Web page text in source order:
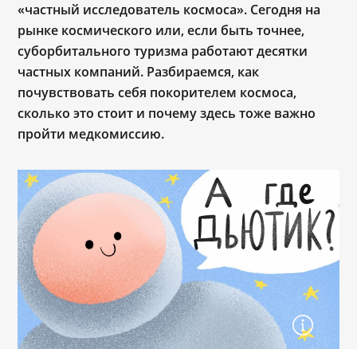
«частный исследователь космоса». Сегодня на
рынке космического или, если быть точнее,
суборбитального туризма работают десятки
частных компаний. Разбираемся, как
почувствовать себя покорителем космоса,
сколько это стоит и почему здесь тоже важно
пройти медкомиссию.